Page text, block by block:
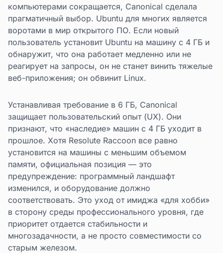
компьютерами сокращается, Canonical сделала
прагматичный выбор. Ubuntu для многих является
воротами в мир открытого ПО. Если новый
пользователь установит Ubuntu на машину с 4 ГБ и
обнаружит, что она работает медленно или не
реагирует на запросы, он не станет винить тяжелые
веб-приложения; он обвинит Linux.
Устанавливая требование в 6 ГБ, Canonical
защищает пользовательский опыт (UX). Они
признают, что «наследие» машин с 4 ГБ уходит в
прошлое. Хотя Resolute Raccoon все равно
установится на машины с меньшим объемом
памяти, официальная позиция — это
предупреждение: программный ландшафт
изменился, и оборудование должно
соответствовать. Это уход от имиджа «для хобби»
в сторону среды профессионального уровня, где
приоритет отдается стабильности и
многозадачности, а не просто совместимости со
старым железом.